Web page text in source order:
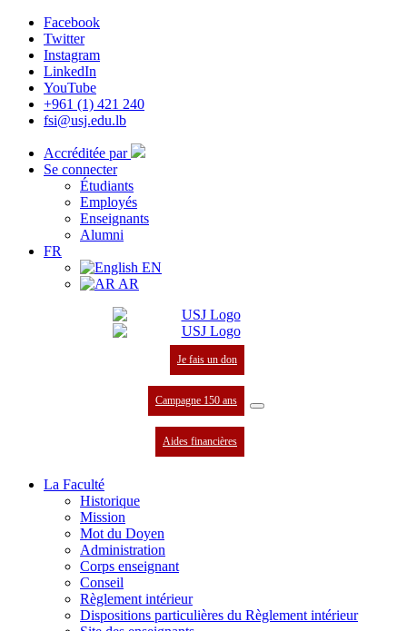
Facebook
Twitter
Instagram
LinkedIn
YouTube
+961 (1) 421 240
fsi@usj.edu.lb
Accréditée par
Se connecter
Étudiants
Employés
Enseignants
Alumni
FR
EN
AR
Je fais un don
Campagne 150 ans
Aides financières
La Faculté
Historique
Mission
Mot du Doyen
Administration
Corps enseignant
Conseil
Règlement intérieur
Dispositions particulières du Règlement intérieur